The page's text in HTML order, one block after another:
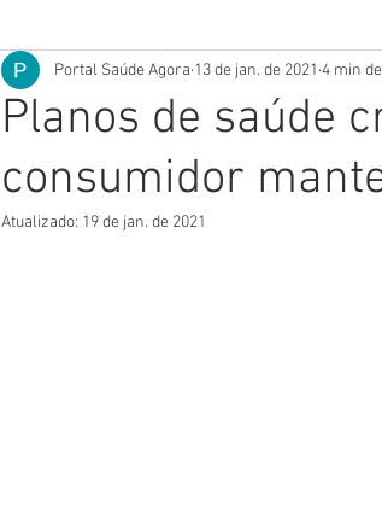
Planos de saúde
consumidor
Portal Saúde Agora 13 de jan. de 2021 4 min
Atualizado: 19 de jan. de 2021